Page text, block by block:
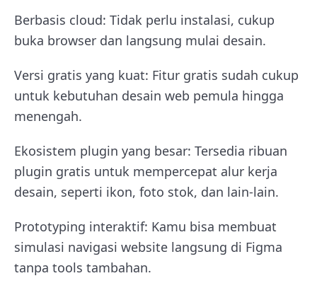
Berbasis cloud: Tidak perlu instalasi, cukup
buka browser dan langsung mulai desain.
Versi gratis yang kuat: Fitur gratis sudah cukup
untuk kebutuhan desain web pemula hingga
menengah.
Ekosistem plugin yang besar: Tersedia ribuan
plugin gratis untuk mempercepat alur kerja
desain, seperti ikon, foto stok, dan lain-lain.
Prototyping interaktif: Kamu bisa membuat
simulasi navigasi website langsung di Figma
tanpa tools tambahan.